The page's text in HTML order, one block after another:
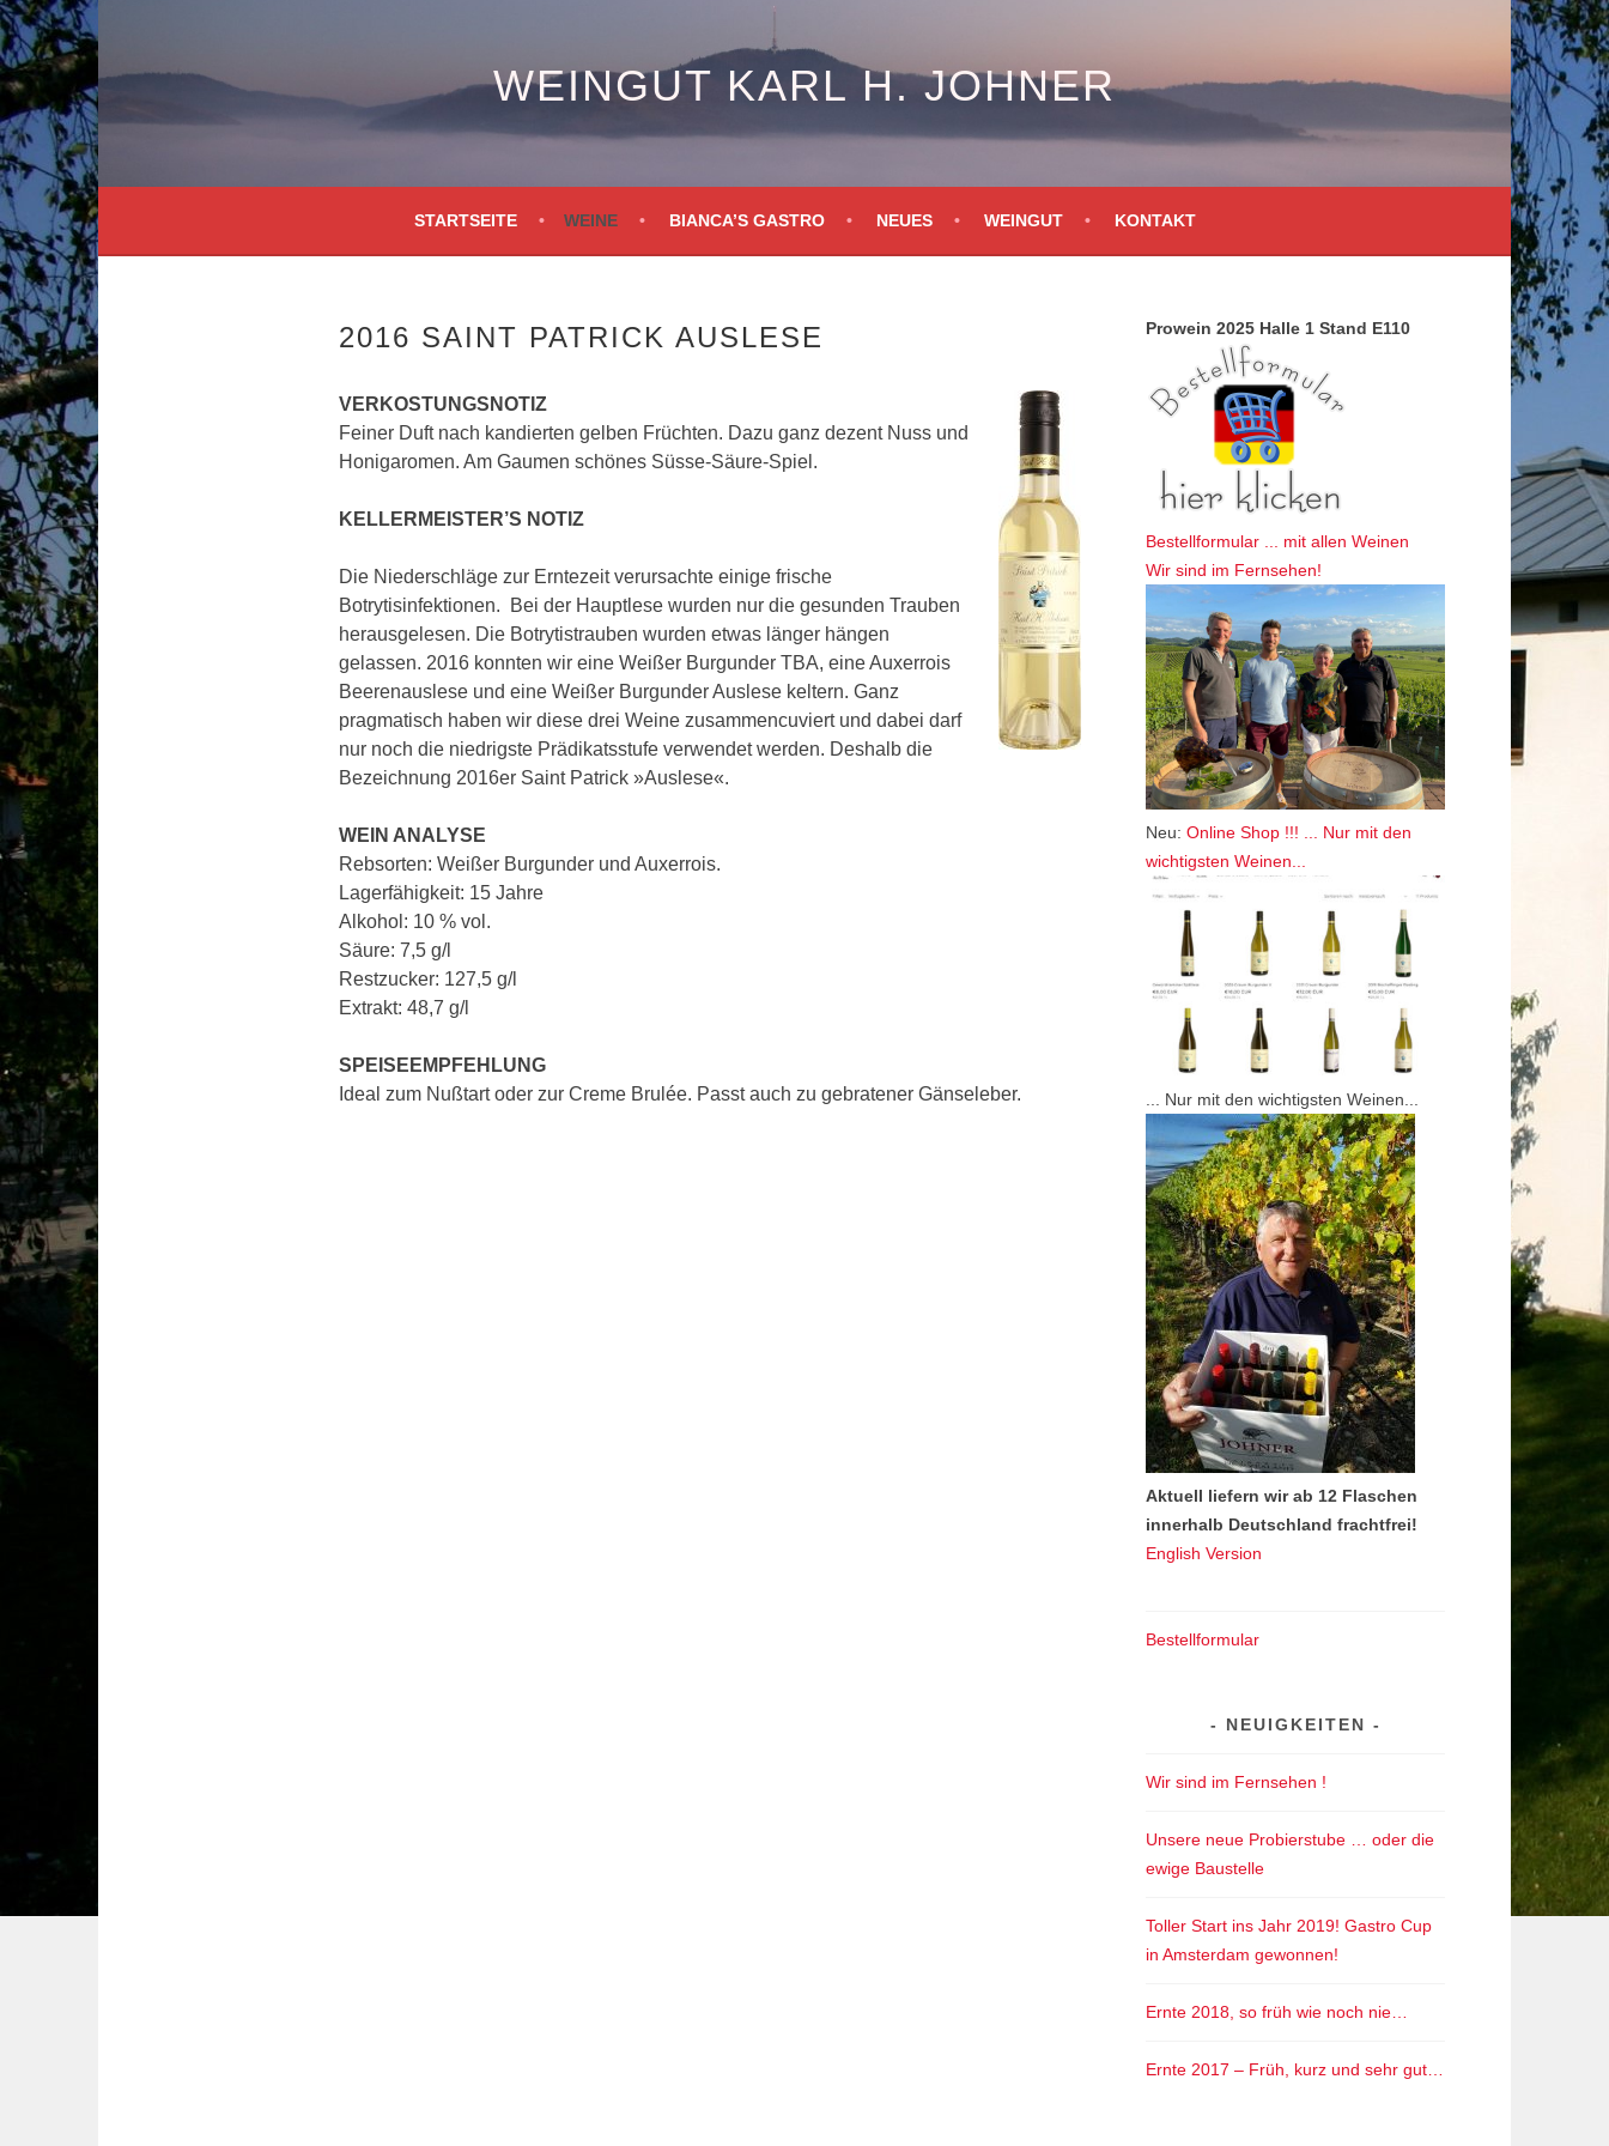
zum
Inhalt
WEINGUT KARL H. JOHNER
STARTSEITE WEINE BIANCA’S GASTRO NEUES WEINGUT KONTAKT
2016 SAINT PATRICK AUSLESE
VERKOSTUNGSNOTIZ
Feiner Duft nach kandierten gelben Früchten. Dazu ganz dezent Nuss und
Honigaromen. Am Gaumen schönes Süsse-Säure-Spiel.
KELLERMEISTER’S NOTIZ
Die Niederschläge zur Erntezeit verursachte einige frische
Botrytisinfektionen. Bei der Hauptlese wurden nur die gesunden Trauben
herausgelesen. Die Botrytistrauben wurden etwas länger hängen
gelassen. 2016 konnten wir eine Weißer Burgunder TBA, eine Auxerrois
Beerenauslese und eine Weißer Burgunder Auslese keltern. Ganz
pragmatisch haben wir diese drei Weine zusammencuviert und dabei darf
nur noch die niedrigste Prädikatsstufe verwendet werden. Deshalb die
Bezeichnung 2016er Saint Patrick »Auslese«.
WEIN ANALYSE
Rebsorten: Weißer Burgunder und Auxerrois.
Lagerfähigkeit: 15 Jahre
Alkohol: 10 % vol.
Säure: 7,5 g/l
Restzucker: 127,5 g/l
Extrakt: 48,7 g/l
SPEISEEMPFEHLUNG
Ideal zum Nußtart oder zur Creme Brulée. Passt auch zu gebratener Gänseleber.
Prowein 2025 Halle 1 Stand E110
Bestellformular ... mit allen Weinen
Wir sind im Fernsehen!
Neu: Online Shop !!! ... Nur mit den
wichtigsten Weinen...
... Nur mit den wichtigsten Weinen...
Aktuell liefern wir ab 12 Flaschen
innerhalb Deutschland frachtfrei!
English Version
Bestellformular
NEUIGKEITEN
Wir sind im Fernsehen !
Unsere neue Probierstube … oder die
ewige Baustelle
Toller Start ins Jahr 2019! Gastro Cup
in Amsterdam gewonnen!
Ernte 2018, so früh wie noch nie…
Ernte 2017 – Früh, kurz und sehr gut…